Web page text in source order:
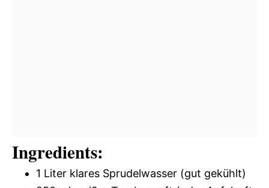
Ingredients:
1 Liter klares Sprudelwasser (gut gekühlt)